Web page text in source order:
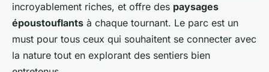
incroyablement riches, et offre des paysages
époustouflants à chaque tournant. Le parc est un
must pour tous ceux qui souhaitent se connecter avec
la nature tout en explorant des sentiers bien